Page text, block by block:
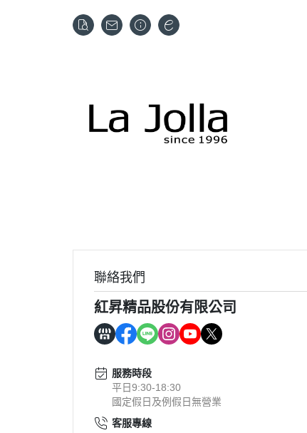
聯絡我們
紅昇精品股份有限公司
服務時段
平日9:30-18:30
國定假日及例假日無營業
客服專線